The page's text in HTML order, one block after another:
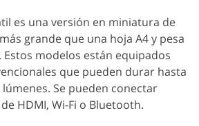
es una versión en miniatura de
grande que una hoja A4 y pesa
modelos están equipados
que pueden durar hasta
lúmenes. Se pueden conectar
HDMI, Wi-Fi o Bluetooth.